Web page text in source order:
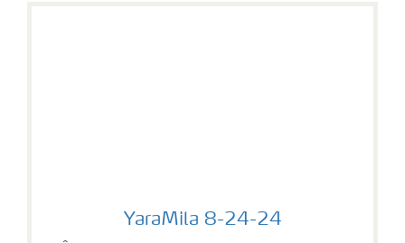
YaraMila 8-24-24
YaraMila 8-24-24